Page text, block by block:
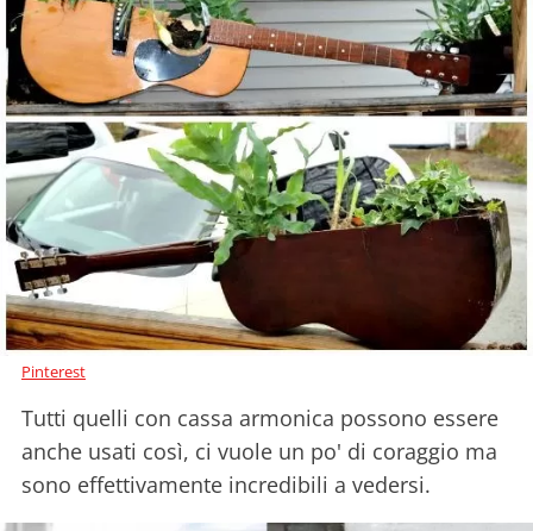
Pinterest
Tutti quelli con cassa armonica possono essere
anche usati così, ci vuole un po' di coraggio ma
sono effettivamente incredibili a vedersi.